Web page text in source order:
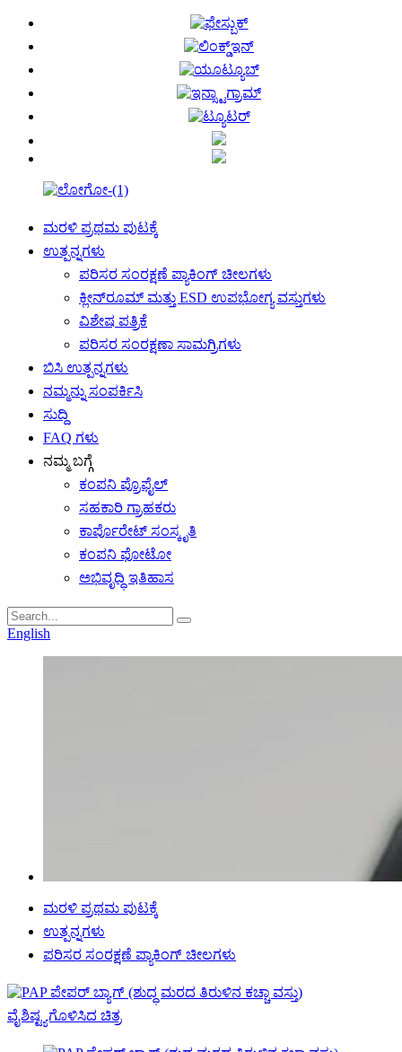
ಮರಳಿ ಪ್ರಥಮ ಪುಟಕ್ಕೆ
ಉತ್ಪನ್ನಗಳು
ಪರಿಸರ ಸಂರಕ್ಷಣೆ ಪ್ಯಾಕಿಂಗ್ ಚೀಲಗಳು
ಕ್ಲೀನ್‌ರೂಮ್ ಮತ್ತು ESD ಉಪಭೋಗ್ಯ ವಸ್ತುಗಳು
ವಿಶೇಷ ಪತ್ರಿಕೆ
ಪರಿಸರ ಸಂರಕ್ಷಣಾ ಸಾಮಗ್ರಿಗಳು
ಬಿಸಿ ಉತ್ಪನ್ನಗಳು
ನಮ್ಮನ್ನು ಸಂಪರ್ಕಿಸಿ
ಸುದ್ದಿ
FAQ ಗಳು
ನಮ್ಮ ಬಗ್ಗೆ
ಕಂಪನಿ ಪ್ರೊಫೈಲ್
ಸಹಕಾರಿ ಗ್ರಾಹಕರು
ಕಾರ್ಪೊರೇಟ್ ಸಂಸ್ಕೃತಿ
ಕಂಪನಿ ಫೋಟೋ
ಅಭಿವೃದ್ಧಿ ಇತಿಹಾಸ
English
ಮರಳಿ ಪ್ರಥಮ ಪುಟಕ್ಕೆ
ಉತ್ಪನ್ನಗಳು
ಪರಿಸರ ಸಂರಕ್ಷಣೆ ಪ್ಯಾಕಿಂಗ್ ಚೀಲಗಳು